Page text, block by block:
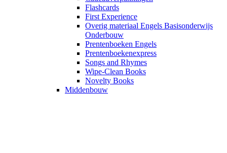
Flashcards
First Experience
Overig materiaal Engels Basisonderwijs
Onderbouw
Prentenboeken Engels
Prentenboekenexpress
Songs and Rhymes
Wipe-Clean Books
Novelty Books
Middenbouw